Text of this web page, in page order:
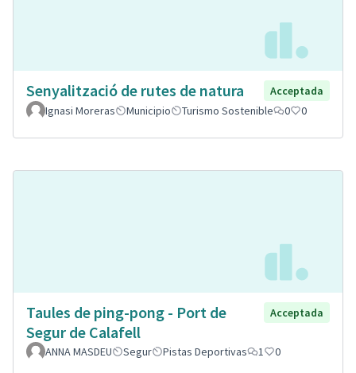
Senyalització de rutes de natura
Acceptada
Ignasi Moreras
Municipio Turismo Sostenible 0 0
Taules de ping-pong - Port de
Segur de Calafell
Acceptada
ANNA MASDEU Segur Pistas Deportivas 1 0